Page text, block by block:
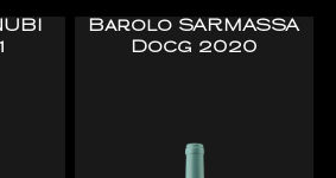
Barolo SARMASSA
Docg 2020